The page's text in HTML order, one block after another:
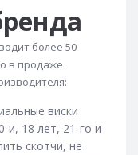
более 50
в продаже
виски
и, 18 лет, 21-го и
скотчи, не